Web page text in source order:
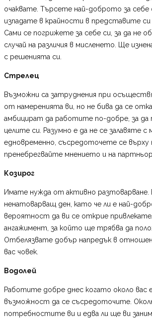
очаквате. Търсете най-доброто за себе
изпадате в крайности в представите
Сами се погрижете за себе си, за да не
случай на различия в мисленето. Ще
с решенията си.
Стрелец
Възможни са затруднения при
от намеренията ви, но не бива да се
амбицират да работите по-добре, за да
целите си. Разумно е да не се залавяте с
едновременно, съсредоточете се
пренебрегвайте мнението и на
Козирог
Имате нужда от активно разтоварване.
ненатоварващ ден, като че ли е най-
вероятност да ви се открие
ангажимент, за който ще трябва да
Отбелязвате добър напредък в
вас човек.
Водолей
Работите добре днес когато около вас
възможност да се съсредоточите.
потребностите ви и едва ли ще ви